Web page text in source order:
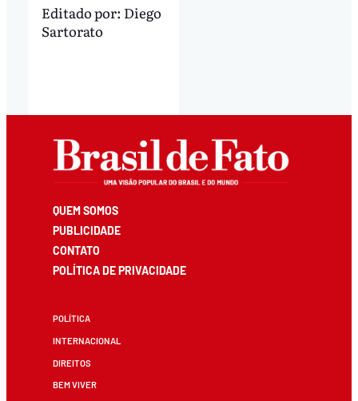
Editado por: Diego
Sartorato
QUEM SOMOS
PUBLICIDADE
CONTATO
POLÍTICA DE PRIVACIDADE
POLÍTICA
INTERNACIONAL
DIREITOS
BEM VIVER